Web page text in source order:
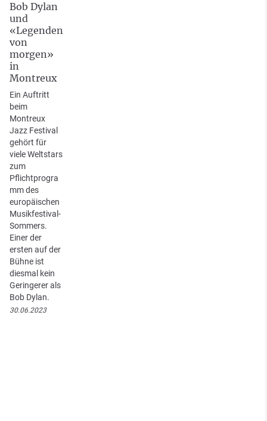
Bob Dylan
und
«Legenden
von
morgen»
in
Montreux
Ein Auftritt
beim
Montreux
Jazz Festival
gehört für
viele Weltstars
zum
Pflichtprogra
mm des
europäischen
Musikfestival-
Sommers.
Einer der
ersten auf der
Bühne ist
diesmal kein
Geringerer als
Bob Dylan.
30.06.2023